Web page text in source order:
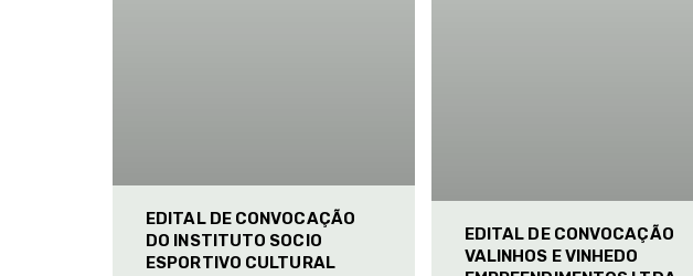
EDITAL DE CONVOCAÇÃO
DO INSTITUTO SOCIO
ESPORTIVO CULTURAL
EDITAL DE CONVOCAÇÃO
VALINHOS E VINHEDO